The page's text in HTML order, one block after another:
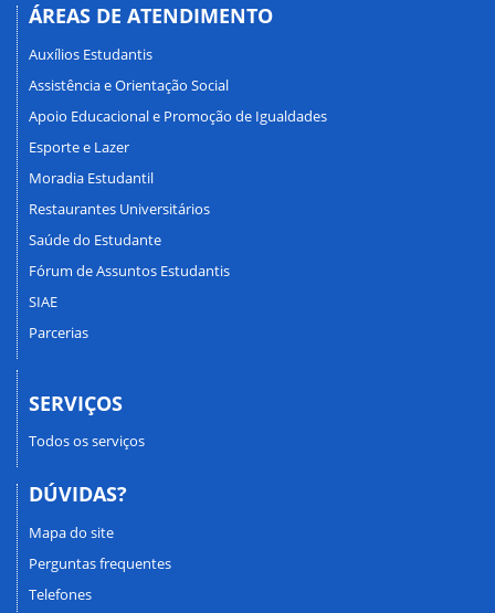
ÁREAS DE ATENDIMENTO
Auxílios Estudantis
Assistência e Orientação Social
Apoio Educacional e Promoção de Igualdades
Esporte e Lazer
Moradia Estudantil
Restaurantes Universitários
Saúde do Estudante
Fórum de Assuntos Estudantis
SIAE
Parcerias
SERVIÇOS
Todos os serviços
DÚVIDAS?
Mapa do site
Perguntas frequentes
Telefones